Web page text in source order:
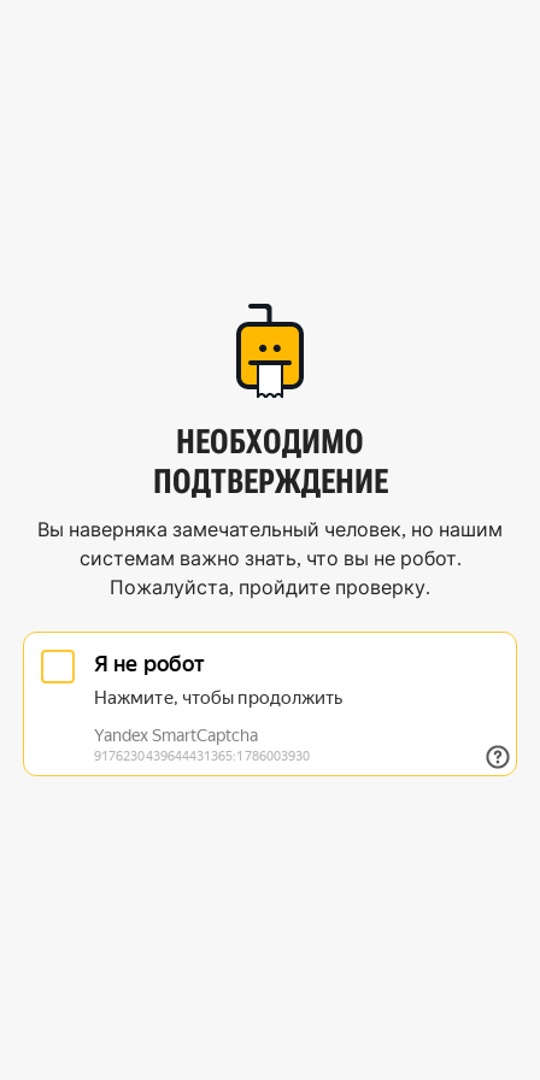
НЕОБХОДИМО
ПОДТВЕРЖДЕНИЕ
Вы наверняка замечательный человек, но нашим
системам важно знать, что вы не робот.
Пожалуйста, пройдите проверку.